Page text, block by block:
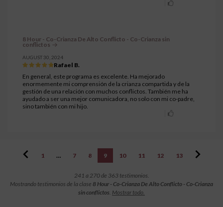
8 Hour - Co-Crianza De Alto Conflicto - Co-Crianza sin
conflictos
AUGUST 30, 2024
Rafael B.
En general, este programa es excelente. Ha mejorado
enormemente mi comprensión de la crianza compartida y de la
gestión de una relación con muchos conflictos. También me ha
ayudado a ser una mejor comunicadora, no solo con mi co-padre,
sino también con mi hijo.
1 … 7 8 9 10 11 12 13
241 a 270 de 363 testimonios.
Mostrando testimonios de la clase 8 Hour - Co-Crianza De Alto Conflicto - Co-Crianza
sin conflictos. Mostrar todo.